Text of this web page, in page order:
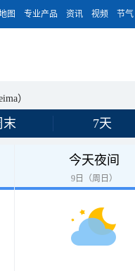
图 专业产品 资讯 视频 节气
）
末 7天
今天夜间
9日（周日）